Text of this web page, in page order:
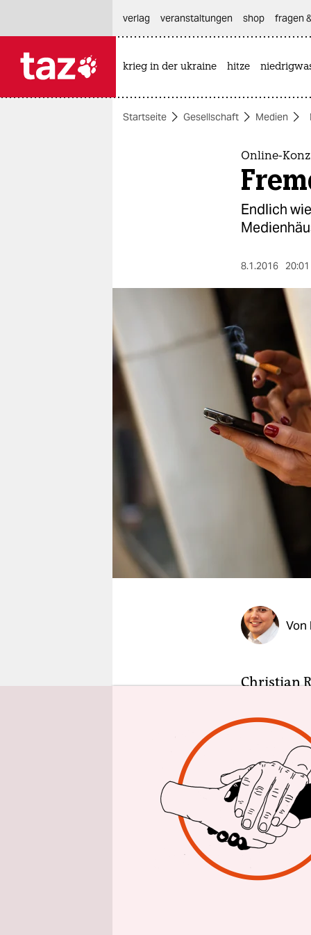
themen
wahrheit
verlag
verlag
veranstaltungen
fragen & hilfe
unterstützen
abo
verlag
veranstaltungen shop fragen
krieg in der ukraine hitze
Startseite Gesellschaft Medien
Online-
Endlich
8.1.2016
Von
Christian
und
Röpke,
eben noch
Noch
nimmt,
AMP ist